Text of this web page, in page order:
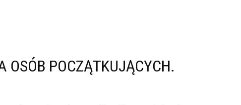
OSÓB POCZĄTKUJĄCYCH.